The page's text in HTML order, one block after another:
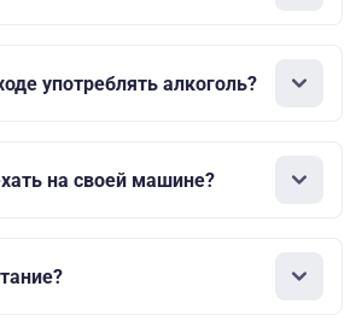
употреблять алкоголь?
на своей машине?